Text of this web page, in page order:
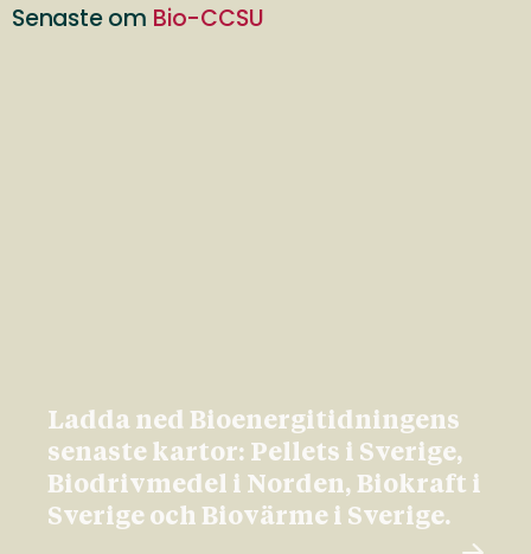
Senaste om Bio-CCSU
Ladda ned Bioenergitidningens
senaste kartor: Pellets i Sverige,
Biodrivmedel i Norden, Biokraft i
Sverige och Biovärme i Sverige.